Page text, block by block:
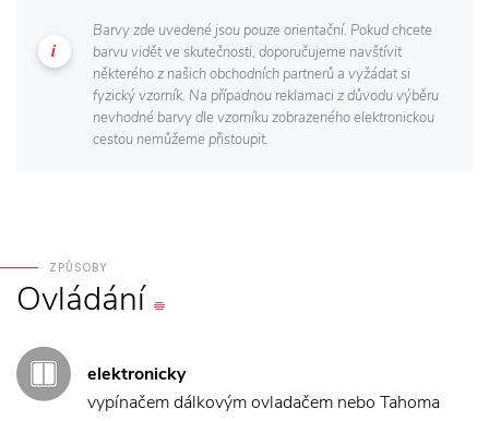
Barvy zde uvedené jsou pouze orientační. Pokud chcete
barvu vidět ve skutečnosti, doporučujeme navštívit
některého z našich obchodních partnerů a vyžádat si
fyzický vzorník. Na případnou reklamaci z důvodu výběru
nevhodné barvy dle vzorníku zobrazeného elektronickou
cestou nemůžeme přistoupit.
ZPŮSOBY
Ovládání
elektronicky
vypínačem dálkovým ovladačem nebo Tahoma